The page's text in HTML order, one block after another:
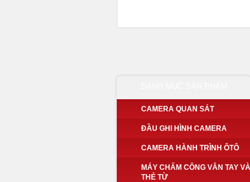
CAMERA QUAN SÁT
ĐẦU GHI HÌNH CAMERA
CAMERA HÀNH TRÌNH ÔTÔ
MÁY CHẤM CÔNG VÂN TAY VÀ
THẺ TỪ